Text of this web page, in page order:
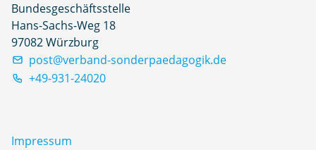
Bundesgeschäftsstelle
Hans-Sachs-Weg 18
97082 Würzburg
post@verband-sonderpaedagogik.de
+49-931-24020
Impressum